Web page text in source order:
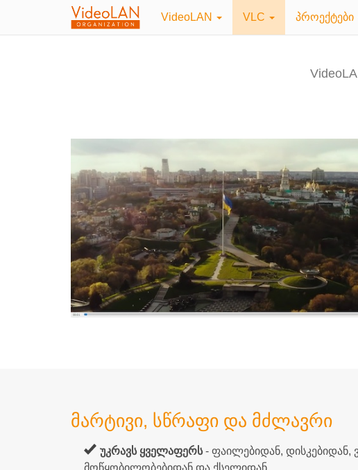
VideoLAN VLC პროექტები
მარტივი, სწრაფი და მძლავრი
უკრავს ყველაფერს- ფაილებიდან, დისკებიდან,
მოწყობილობებიდან და ქსელიდან.